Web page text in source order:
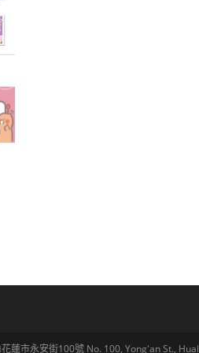
蓮市永安街100號 No. 100, Yong'an St.,